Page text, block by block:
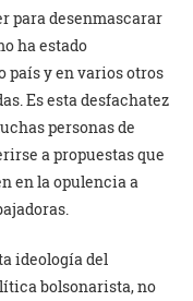
para desenmascarar
ha estado
país y en varios otros
Es esta desfachatez
personas de
a propuestas que
en la opulencia a
ideología del
bolsonarista, no